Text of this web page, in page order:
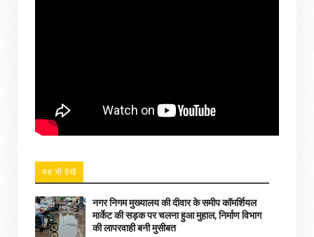
यह भी देखें
नगर निगम मुख्यालय की दीवार के समीप कॉमर्शियल
मार्केट की सड़क पर चलना हुआ मुहाल, निर्माण विभाग
की लापरवाही बनी मुसीबत